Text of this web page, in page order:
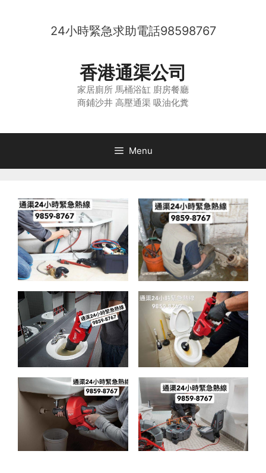
24小時緊急求助電話98598767
香港通渠公司
家居廁所 馬桶浴缸 廚房餐廳
商鋪沙井 高壓通渠 吸油化糞
Menu